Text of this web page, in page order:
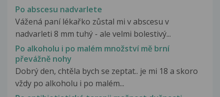
Po abscesu nadvarlete
Vážená paní lékařko zůstal mi v abscesu v
nadvarleti 8 mm tuhý - ale velmi bolestivý...
Po alkoholu i po malém množství mě brní
převážně nohy
Dobrý den, chtěla bych se zeptat.. je mi 18 a skoro
vždy po alkoholu i po malém...